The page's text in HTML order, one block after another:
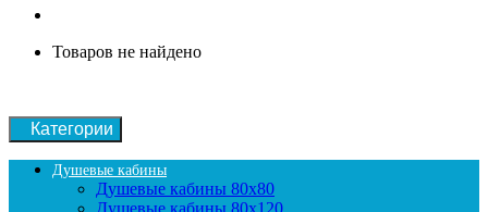
Товаров не найдено
Категории
Душевые кабины
Душевые кабины 80x80
Душевые кабины 80x120